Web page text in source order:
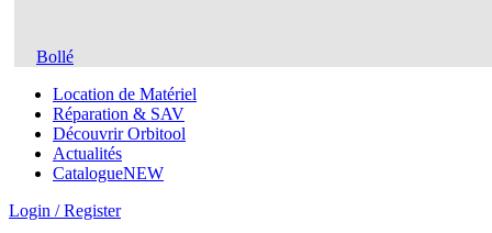
Bollé
Location de Matériel
Réparation & SAV
Découvrir Orbitool
Actualités
CatalogueNEW
Login / Register